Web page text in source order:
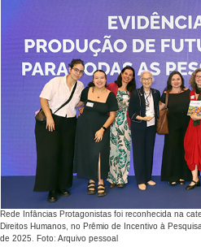
Rede Infâncias Protagonistas foi reconhecida na
Direitos Humanos, no Prêmio de Incentivo à
de 2025. Foto: Arquivo pessoal